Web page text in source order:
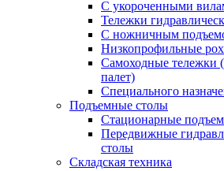
С укороченными
Тележки
С ножничным
Низкопрофильные
Самоходные тележки
палет)
Специального
Подъемные столы
Стационарные
Передвижные
столы
Складская техника